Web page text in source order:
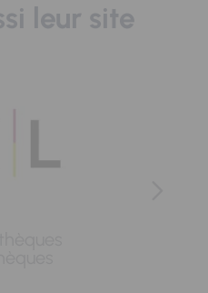
leur site